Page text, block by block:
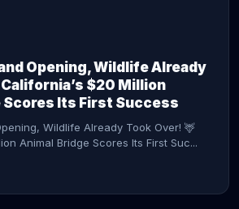
Opening, Wildlife Already
$20 Million
Scores Its First Success
Wildlife Already Took Over! 🦌
Animal Bridge Scores Its First Suc...